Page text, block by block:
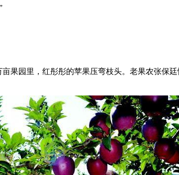
园里，红彤彤的苹果压弯枝头。老果农张保